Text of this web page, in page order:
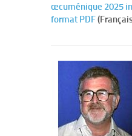
œcuménique 2025
format PDF